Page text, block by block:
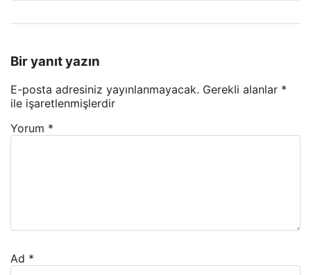
Bir yanıt yazın
E-posta adresiniz yayınlanmayacak. Gerekli alanlar *
ile işaretlenmişlerdir
Yorum *
Ad *